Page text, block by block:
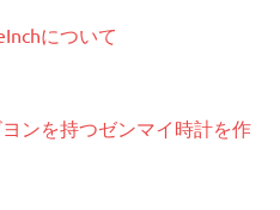
について
ンを持つゼンマイ時計を作